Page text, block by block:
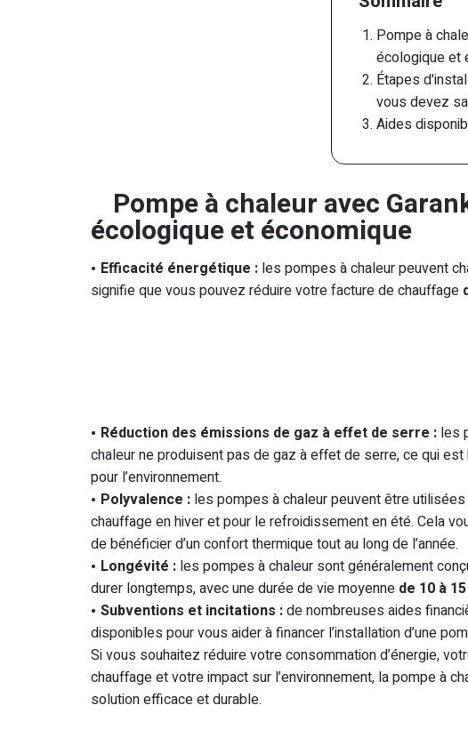
Pompe à
écologique et
Étapes
vous devez
Aides
Garanka
Retrouvez
Nos pompes
Pompe à chaleur avec
écologique et économique
Efficacité énergétique : les pompes à chaleur peuvent
signifie que vous pouvez réduire votre facture de chauffage
Réduction des émissions de gaz à effet de serre : les
chaleur ne produisent pas de gaz à effet de serre, ce qui
pour l’environnement.
Polyvalence : les pompes à chaleur peuvent être
chauffage en hiver et pour le refroidissement en été. Cela
de bénéficier d’un confort thermique tout au long de l’année.
Longévité : les pompes à chaleur sont généralement
durer longtemps, avec une durée de vie moyenne de 10 à
Subventions et incitations :de nombreuses aides
disponibles pour vous aider à financer l’installation d’une
Si vous souhaitez réduire votre consommation d’énergie,
chauffage et votre impact sur l’environnement, la pompe à
solution efficace et durable.